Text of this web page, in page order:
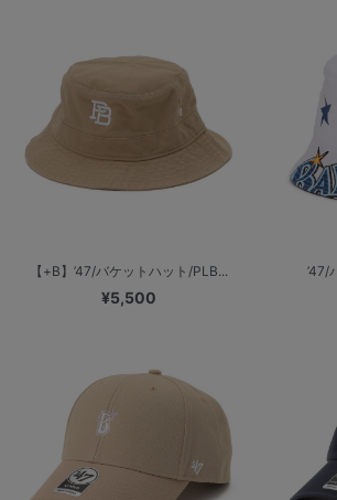
【+B】’47/バケットハット/PLB...
¥5,500
’47/